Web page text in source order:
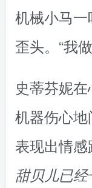
机械小马
歪头。“我
史蒂芬妮
机器伤心
表现出情感
甜贝儿已